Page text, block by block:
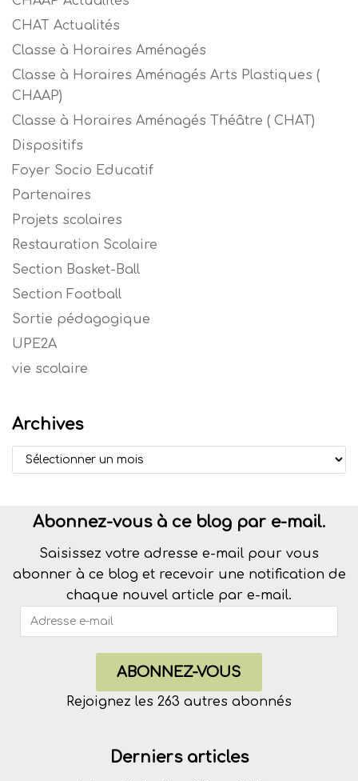
CHAT Actualités
Classe à Horaires Aménagés
Classe à Horaires Aménagés Arts Plastiques (
CHAAP)
Classe à Horaires Aménagés Théâtre ( CHAT)
Dispositifs
Foyer Socio Educatif
Partenaires
Projets scolaires
Restauration Scolaire
Section Basket-Ball
Section Football
Sortie pédagogique
UPE2A
vie scolaire
Archives
Abonnez-vous à ce blog par e-mail.
Saisissez votre adresse e-mail pour vous
abonner à ce blog et recevoir une notification de
chaque nouvel article par e-mail.
ABONNEZ-VOUS
Rejoignez les 263 autres abonnés
Derniers articles